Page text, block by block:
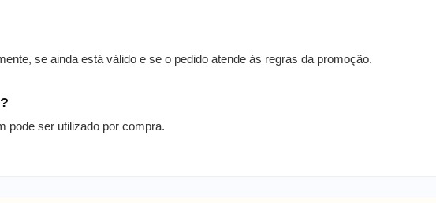
se ainda está válido e se o pedido atende às regras da promoção.
pode ser utilizado por compra.